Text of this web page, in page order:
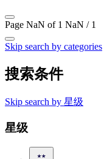
Page NaN of 1 NaN / 1
Skip search by categories
搜索条件
Skip search by 星级
星级